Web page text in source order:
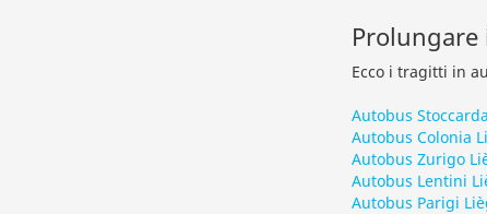
Ecco i tragitti in
Autobus
Autobus Colonia
Autobus Zurigo
Autobus Lentini
Autobus Parigi